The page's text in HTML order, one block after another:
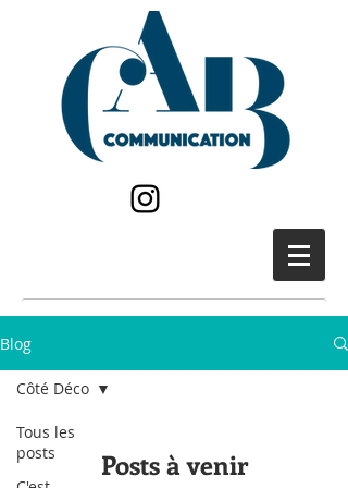
Blog
Tous les
posts
Côté Déco
Posts à venir